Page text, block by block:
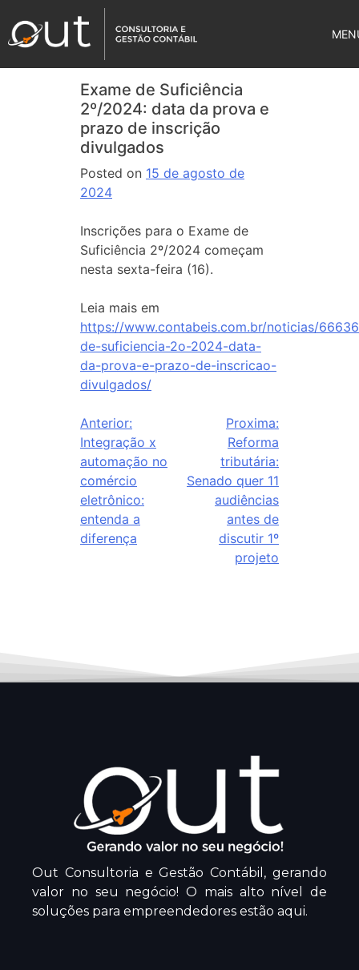
Exame de Suficiência
2º/2024: data da prova e
prazo de inscrição
divulgados
Posted on 15 de agosto de
2024
Inscrições para o Exame de
Suficiência 2º/2024 começam
nesta sexta-feira (16).
Leia mais em
https://www.contabeis.com.br/noticias/
de-suficiencia-2o-2024-data-
da-prova-e-prazo-de-inscricao-
divulgados/
Anterior:
Integração x
automação no
comércio
eletrônico:
entenda a
diferença
Proxima:
Reforma
tributária:
Senado quer 11
audiências
antes de
discutir 1º
projeto
Out Consultoria e Gestão Contábil, gerando
valor no seu negócio! O mais alto nível de
soluções para empreendedores estão aqui.